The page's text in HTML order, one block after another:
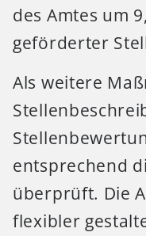
des Amtes um
geförderter
Als weitere
entsprechend
überprüft. Die
flexibler